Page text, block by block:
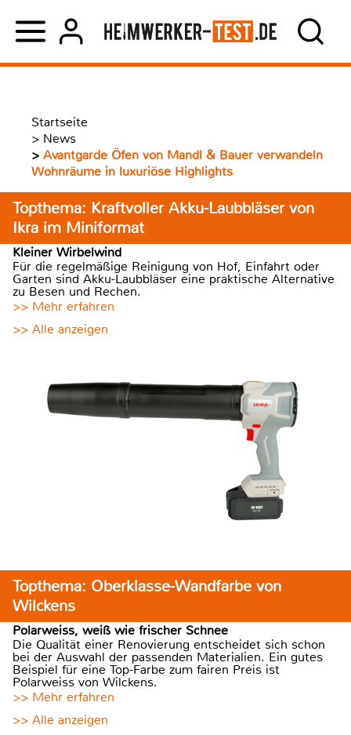
Startseite
> News
> Avantgarde Öfen von Mandl & Bauer verwandeln
Wohnräume in luxuriöse Highlights
Topthema: Kraftvoller Akku-Laubbläser von
Ikra im Miniformat
Kleiner Wirbelwind
Für die regelmäßige Reinigung von Hof, Einfahrt oder
Garten sind Akku-Laubbläser eine praktische Alternative
zu Besen und Rechen.
>> Mehr erfahren
>> Alle anzeigen
Topthema: Oberklasse-Wandfarbe von
Wilckens
Polarweiss, weiß wie frischer Schnee
Die Qualität einer Renovierung entscheidet sich schon
bei der Auswahl der passenden Materialien. Ein gutes
Beispiel für eine Top-Farbe zum fairen Preis ist
Polarweiss von Wilckens.
>> Mehr erfahren
>> Alle anzeigen